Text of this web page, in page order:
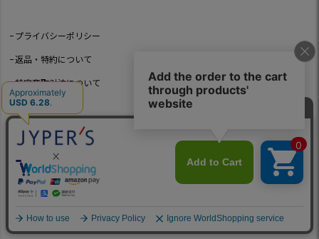
プライバシーポリシー
返品・特約について
特定商取引法について
会社概要
よくあるご質問
お問い合わせ
©2021 Jeep